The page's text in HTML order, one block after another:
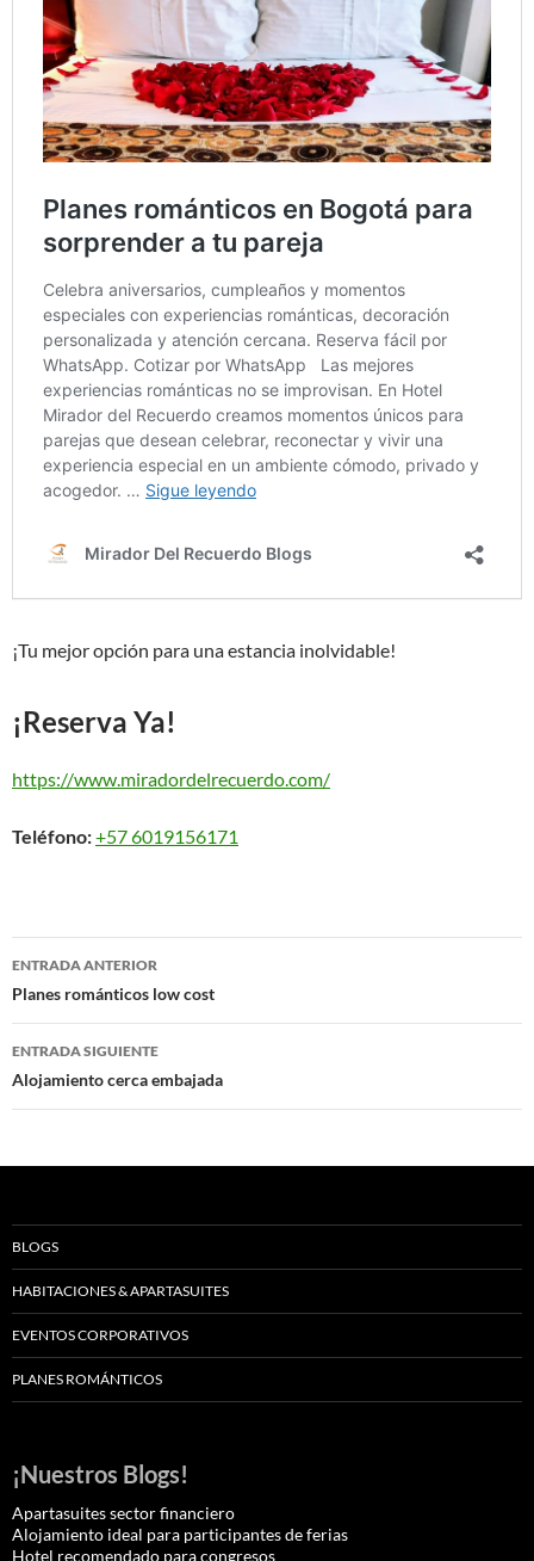
¡Tu mejor opción para una estancia inolvidable!
¡Reserva Ya!
https://www.miradordelrecuerdo.com/
Teléfono:+57 6019156171
Navegación
de
entradas
ENTRADA ANTERIOR
Planes románticos low cost
ENTRADA SIGUIENTE
Alojamiento cerca embajada
BLOGS
HABITACIONES & APARTASUITES
EVENTOS CORPORATIVOS
PLANES ROMÁNTICOS
¡Nuestros Blogs!
Apartasuites sector financiero
Alojamiento ideal para participantes de ferias
Hotel recomendado para congresos